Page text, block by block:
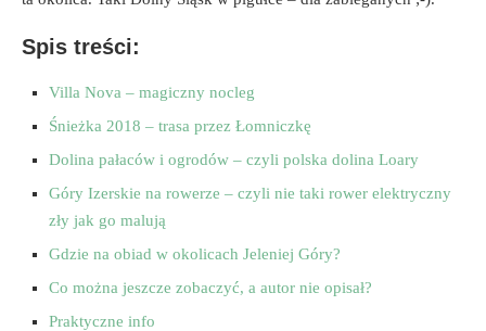
Spis treści:
Villa Nova – magiczny nocleg
Śnieżka 2018 – trasa przez Łomniczkę
Dolina pałaców i ogrodów – czyli polska dolina Loary
Góry Izerskie na rowerze – czyli nie taki rower elektryczny
zły jak go malują
Gdzie na obiad w okolicach Jeleniej Góry?
Co można jeszcze zobaczyć, a autor nie opisał?
Praktyczne info